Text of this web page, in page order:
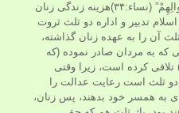
جهت فرموده: وَ بِما أَنْفَقُوا مِنْ أَمْوالِهِمْ” (نساء:۳۴)هزینه زندگی زنان
تدبير و اداره دو ثلث ثروت
آن را به عهده زنان گذاشته،
كه به مردان صادر نموده (كه
كرده است، زيرا وقتى
ثلث است رعايت عدالت را
به همسر خود بدهند، پس زنان،